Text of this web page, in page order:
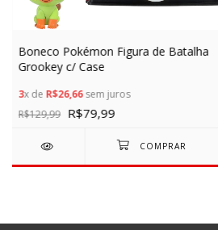
Boneco Pokémon Figura de Batalha
Grookey c/ Case
3x de R$26,66sem juros
R$129,99 R$79,99